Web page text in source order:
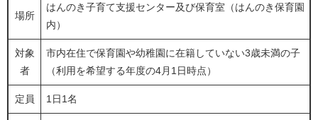
場所
はんのき子育て支援センター及び保育室（はんのき保育園
内）
対象
者
市内在住で保育園や幼稚園に在籍していない3歳未満の子
（利用を希望する年度の4月1日時点）
定員 1日1名